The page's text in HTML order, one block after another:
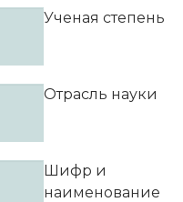
Ученая степень
Отрасль науки
Шифр и
наименование